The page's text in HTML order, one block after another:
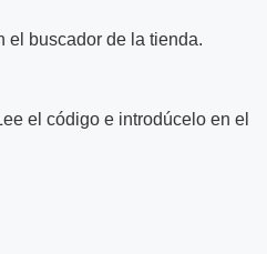
el buscador de la tienda.
el código e introdúcelo en el